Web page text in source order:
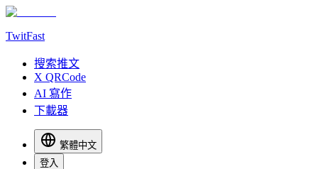
TwitFast
搜索推文
X QRCode
AI 寫作
下載器
繁體中文
登入